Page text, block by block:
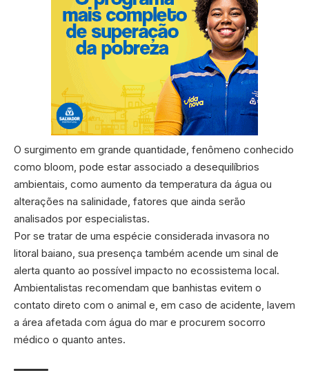
O surgimento em grande quantidade, fenômeno conhecido
como bloom, pode estar associado a desequilíbrios
ambientais, como aumento da temperatura da água ou
alterações na salinidade, fatores que ainda serão
analisados por especialistas.
Por se tratar de uma espécie considerada invasora no
litoral baiano, sua presença também acende um sinal de
alerta quanto ao possível impacto no ecossistema local.
Ambientalistas recomendam que banhistas evitem o
contato direto com o animal e, em caso de acidente, lavem
a área afetada com água do mar e procurem socorro
médico o quanto antes.